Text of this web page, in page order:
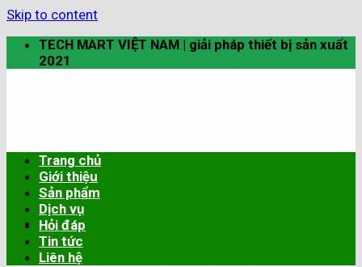
Skip to content
TECH MART VIỆT NAM | giải pháp thiết bị sản xuất
2021
Trang chủ
Giới thiệu
Sản phẩm
Dịch vụ
Hỏi đáp
Tin tức
Liên hệ